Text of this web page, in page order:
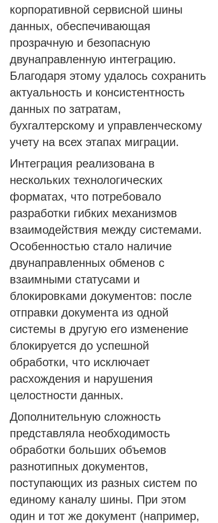
корпоративной сервисной шины
данных, обеспечивающая
прозрачную и безопасную
двунаправленную интеграцию.
Благодаря этому удалось сохранить
актуальность и консистентность
данных по затратам,
бухгалтерскому и управленческому
учету на всех этапах миграции.
Интеграция реализована в
нескольких технологических
форматах, что потребовало
разработки гибких механизмов
взаимодействия между системами.
Особенностью стало наличие
двунаправленных обменов с
взаимными статусами и
блокировками документов: после
отправки документа из одной
системы в другую его изменение
блокируется до успешной
обработки, что исключает
расхождения и нарушения
целостности данных.
Дополнительную сложность
представляла необходимость
обработки больших объемов
разнотипных документов,
поступающих из разных систем по
единому каналу шины. При этом
один и тот же документ (например,